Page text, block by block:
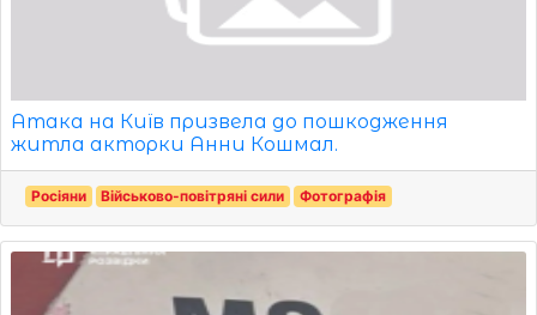
Атака на Київ призвела до пошкодження
житла акторки Анни Кошмал.
Росіяни Військово-повітряні сили Фотографія